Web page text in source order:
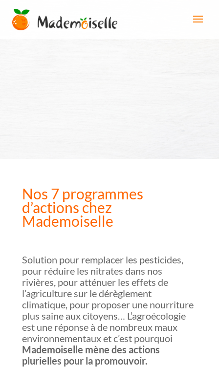
Nos 7 programmes
d’actions chez
Mademoiselle
Solution pour remplacer les pesticides,
pour réduire les nitrates dans nos
rivières, pour atténuer les effets de
l’agriculture sur le dérèglement
climatique, pour proposer une nourriture
plus saine aux citoyens… L’agroécologie
est une réponse à de nombreux maux
environnementaux et c’est pourquoi
Mademoiselle mène des actions
plurielles pour la promouvoir.